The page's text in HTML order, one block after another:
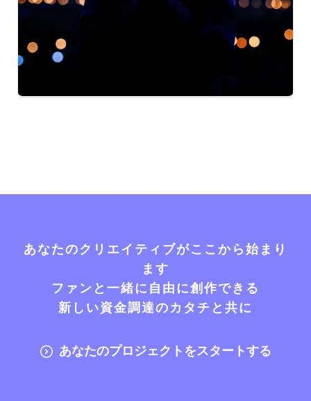
あなたのクリエイティブがここから始まり
ます
ファンと一緒に自由に創作できる
新しい資金調達のカタチと共に
あなたのプロジェクトをスタートする